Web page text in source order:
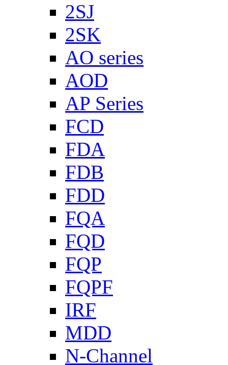
2SJ
2SK
AO series
AOD
AP Series
FCD
FDA
FDB
FDD
FQA
FQD
FQP
FQPF
IRF
MDD
N-Channel